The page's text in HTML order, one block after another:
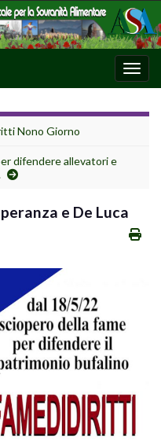
Nono Giorno
difendere allevatori e
e De Luca